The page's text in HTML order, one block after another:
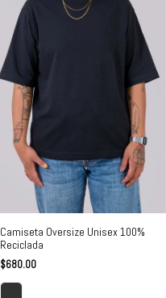
Camiseta Oversize Unisex 100%
Reciclada
$680.00